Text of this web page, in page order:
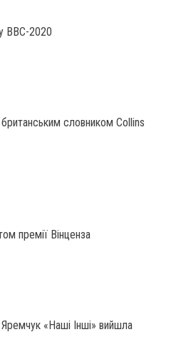
ВВС-2020
словником Collins
премії Вінценза
«Наші Інші» вийшла